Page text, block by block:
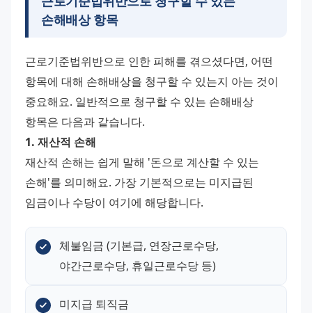
손해배상 항목
근로기준법위반으로 인한 피해를 겪으셨다면, 어떤
항목에 대해 손해배상을 청구할 수 있는지 아는 것이
중요해요. 일반적으로 청구할 수 있는 손해배상
항목은 다음과 같습니다.
1. 재산적 손해
재산적 손해는 쉽게 말해 '돈으로 계산할 수 있는
손해'를 의미해요. 가장 기본적으로는 미지급된
임금이나 수당이 여기에 해당합니다.
체불임금 (기본급, 연장근로수당,
야간근로수당, 휴일근로수당 등)
미지급 퇴직금